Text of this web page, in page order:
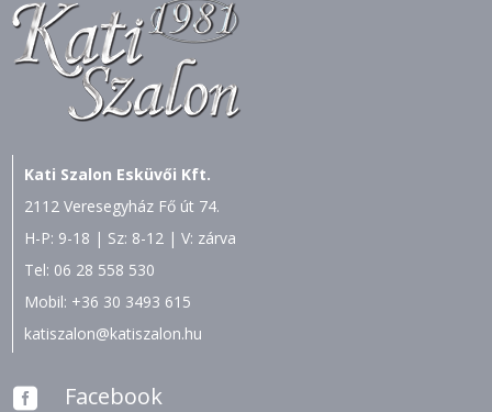
Kati Szalon Esküvői Kft.
2112 Veresegyház Fő út 74.
H-P: 9-18 | Sz: 8-12 | V: zárva
Tel: 06 28 558 530
Mobil: +36 30 3493 615
katiszalon@katiszalon.hu
 Facebook